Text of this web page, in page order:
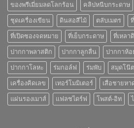
เมี่
ยม
ที่
คุณ
เลือก
ของพรีเมี่ยมลดโลกร้อน คลิปหนีบกระดาษ
ชุดเครื่องเขียน ดินสอสีไม้ ตลับเมตร
ที่เปิดซองจดหมาย ที่เย็บกระดาษ ที่เหลา
ปากกาพลาสติก ปากกาลูกลื่น ปากกาห้
ปากกาโลหะ ร่มกอล์ฟ ร่มพับ สมุดโน๊ต
เครื่องคิดเลข เทอร์โมมิเตอร์ เสื่อชายหา
แผ่นรองเมาส์ แฟลชไดร์ฟ โพสต์-อิท